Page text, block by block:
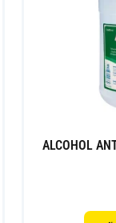
ALCOHOL